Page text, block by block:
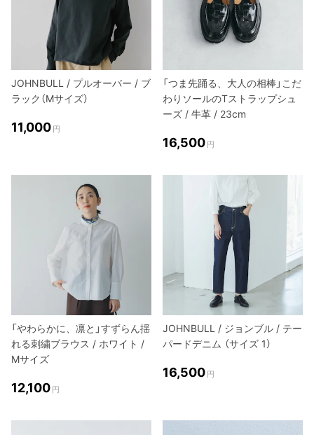
JOHNBULL / プルオーバー / ブ
ラック（Mサイズ）
11,000 円
「つま先踊る、大人の相棒」こだ
わりソールのTストラップシュ
ーズ / 牛革 / 23cm
16,500 円
「やわらかに、凛と」すずらん揺
れる刺繍ブラウス / ホワイト /
Mサイズ
12,100 円
JOHNBULL / ジョンブル / テー
パードデニム （サイズ 1）
16,500 円